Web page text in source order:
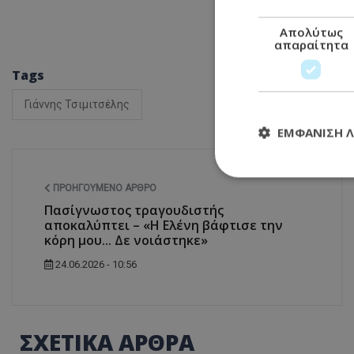
Tags
Γιάννης Τσιμιτσέλης
ΠΡΟΗΓΟΎΜΕΝΟ ΆΡΘΡΟ
Πασίγνωστος τραγουδιστής
αποκαλύπτει – «Η Ελένη βάφτισε την
κόρη μου... Δε νοιάστηκε»
24.06.2026 - 10:56
ΣΧΕΤΙΚΑ ΑΡΘΡΑ
Απολύτως
απαραίτητα
ΕΜΦΆΝΙΣΗ
Τα απολύτως
διαχείριση